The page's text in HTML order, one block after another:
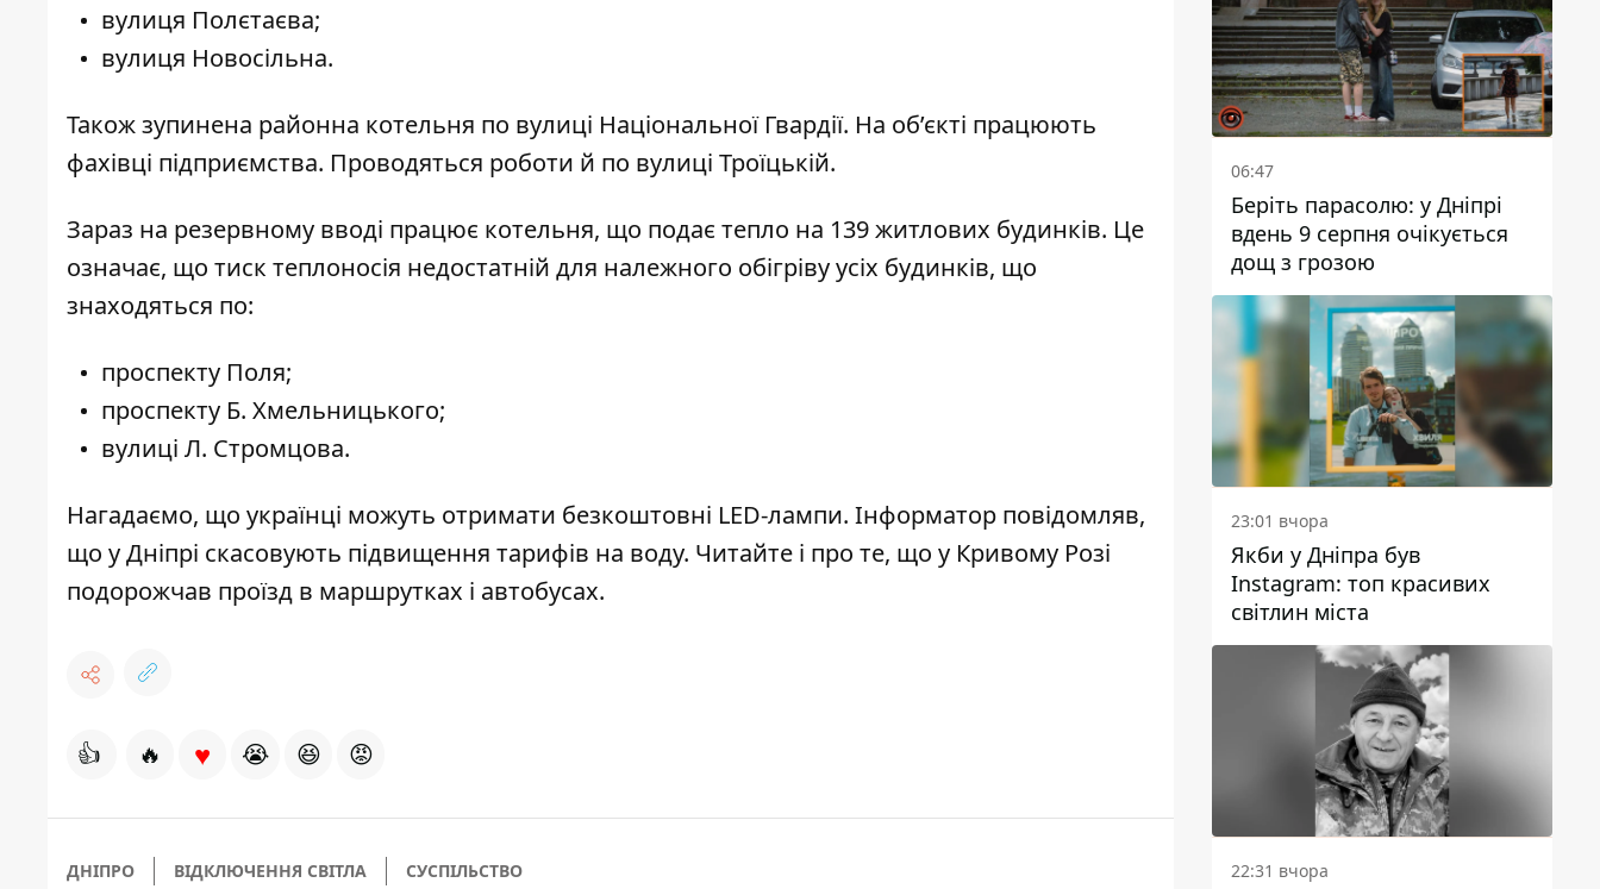
вулиця Полєтаєва;
вулиця Новосільна.
Також зупинена районна котельня по вулиці Національної Гвардії. На об’єкті працюють
фахівці підприємства. Проводяться роботи й по вулиці Троїцькій.
Зараз на резервному вводі працює котельня, що подає тепло на 139 житлових будинків. Це
означає, що тиск теплоносія недостатній для належного обігріву усіх будинків, що
знаходяться по:
проспекту Поля;
проспекту Б. Хмельницького;
вулиці Л. Стромцова.
Нагадаємо, що українці можуть отримати безкоштовні LED-лампи. Інформатор повідомляв,
що у Дніпрі скасовують підвищення тарифів на воду. Читайте і про те, що у Кривому Розі
подорожчав проїзд в маршрутках і автобусах.
👍 🔥 ♥ 😭 😆 😡
ДНІПРО ВІДКЛЮЧЕННЯ СВІТЛА СУСПІЛЬСТВО
06:47
Беріть парасолю: у Дніпрі
вдень 9 серпня очікується
дощ з грозою
23:01 вчора
Якби у Дніпра був
Instagram: топ красивих
світлин міста
22:31 вчора